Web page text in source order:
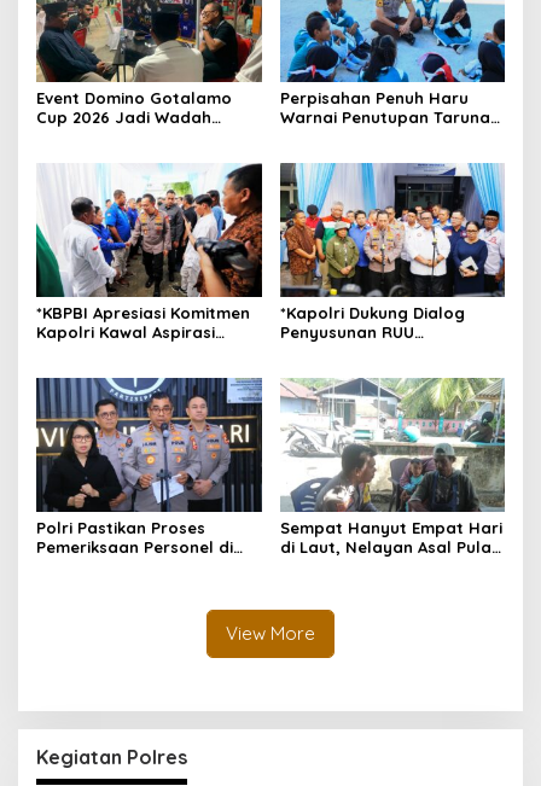
Event Domino Gotalamo
Cup 2026 Jadi Wadah
Morotai
Perpisahan Penuh Haru
Warnai Penutupan Taruna
*KBPBI Apresiasi Komitmen
Kapolri Kawal Aspirasi
*Kapolri Dukung Dialog
Penyusunan RUU
Polri Pastikan Proses
Pemeriksaan Personel di
Sempat Hanyut Empat Hari
di Laut, Nelayan Asal Pulau
View More
Kegiatan Polres